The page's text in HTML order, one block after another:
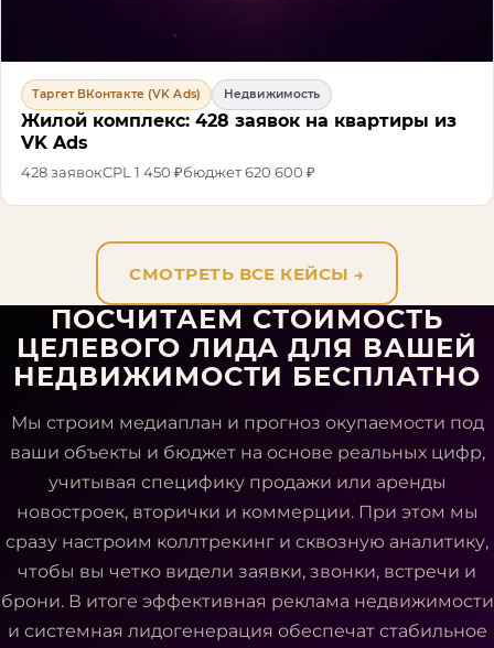
Таргет ВКонтакте (VK Ads) Недвижимость
Жилой комплекс: 428 заявок на квартиры из
VK Ads
428заявокCPL 1 450 ₽бюджет620 600 ₽
СМОТРЕТЬ ВСЕ КЕЙСЫ →
ПОСЧИТАЕМ СТОИМОСТЬ
ЦЕЛЕВОГО ЛИДА ДЛЯ ВАШЕЙ
НЕДВИЖИМОСТИ БЕСПЛАТНО
Мы строим медиаплан и прогноз окупаемости под
ваши объекты и бюджет на основе реальных цифр,
учитывая специфику продажи или аренды
новостроек, вторички и коммерции. При этом мы
сразу настроим коллтрекинг и сквозную аналитику,
чтобы вы четко видели заявки, звонки, встречи и
брони. В итоге эффективная реклама недвижимости
и системная лидогенерация обеспечат стабильное